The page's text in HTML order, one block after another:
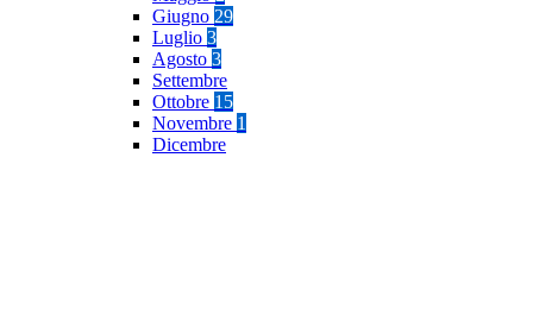
Giugno 29
Luglio 3
Agosto 3
Settembre
Ottobre 15
Novembre 1
Dicembre